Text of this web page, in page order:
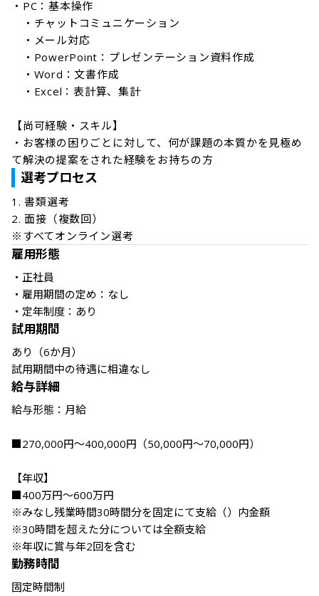
・PC：基本操作
・チャットコミュニケーション
・メール対応
・PowerPoint：プレゼンテーション資料作成
・Word：文書作成
・Excel：表計算、集計
【尚可経験・スキル】
・お客様の困りごとに対して、何が課題の本質かを見極め
て解決の提案をされた経験をお持ちの方
選考プロセス
1. 書類選考
2. 面接（複数回）
※すべてオンライン選考
雇用形態
・正社員
・雇用期間の定め：なし
・定年制度：あり
試用期間
あり（6か月）
試用期間中の待遇に相違なし
給与詳細
給与形態：月給
■270,000円～400,000円（50,000円～70,000円）
【年収】
■400万円～600万円
※みなし残業時間30時間分を固定にて支給（）内金額
※30時間を超えた分については全額支給
※年収に賞与年2回を含む
勤務時間
固定時間制